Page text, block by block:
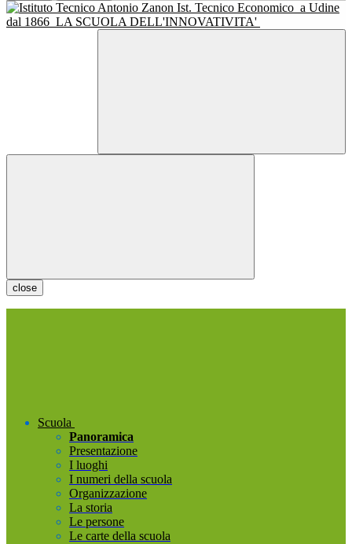
Ist. Tecnico Economico a Udine
dal 1866 LA SCUOLA DELL'INNOVATIVITA'
close
Scuola
Panoramica
Presentazione
I luoghi
I numeri della scuola
Organizzazione
La storia
Le persone
Le carte della scuola